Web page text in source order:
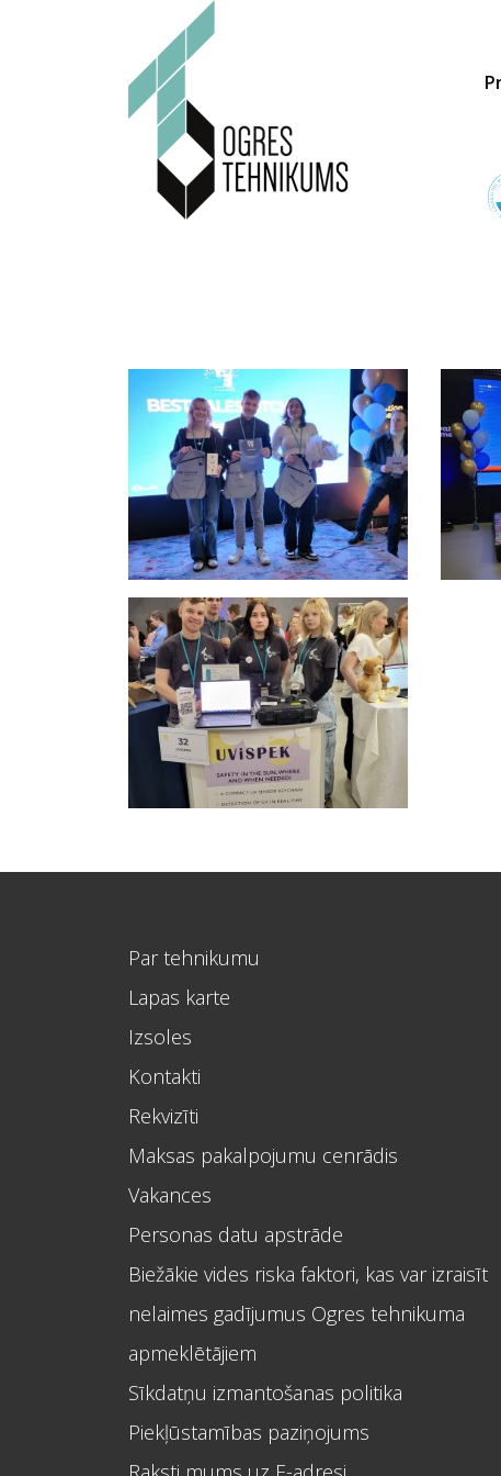
Par tehnikumu
Lapas karte
Izsoles
Kontakti
Rekvizīti
Maksas pakalpojumu cenrādis
Vakances
Personas datu apstrāde
Biežākie vides riska faktori, kas var izraisīt
nelaimes gadījumus Ogres tehnikuma
apmeklētājiem
Sīkdatņu izmantošanas politika
Piekļūstamības paziņojums